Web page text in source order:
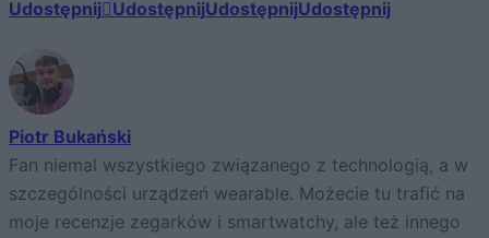
Udostępnij UdostępnijUdostępnijUdostępnij
Piotr Bukański
Fan niemal wszystkiego związanego z technologią, a w
szczególności urządzeń wearable. Możecie tu trafić na
moje recenzje zegarków i smartwatchy, ale też innego